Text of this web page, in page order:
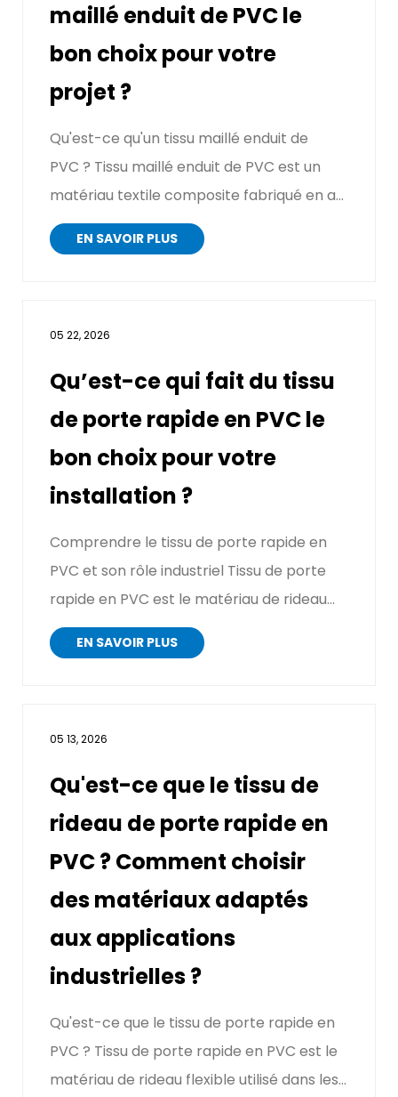
maillé enduit de PVC le
bon choix pour votre
projet ?
Qu'est-ce qu'un tissu maillé enduit de
PVC ? Tissu maillé enduit de PVC est un
matériau textile composite fabriqué en a...
EN SAVOIR PLUS
05 22, 2026
Qu’est-ce qui fait du tissu
de porte rapide en PVC le
bon choix pour votre
installation ?
Comprendre le tissu de porte rapide en
PVC et son rôle industriel Tissu de porte
rapide en PVC est le matériau de rideau
flexible utilisé ...
EN SAVOIR PLUS
05 13, 2026
Qu'est-ce que le tissu de
rideau de porte rapide en
PVC ? Comment choisir
des matériaux adaptés
aux applications
industrielles ?
Qu'est-ce que le tissu de porte rapide en
PVC ? Tissu de porte rapide en PVC est le
matériau de rideau flexible utilisé dans les